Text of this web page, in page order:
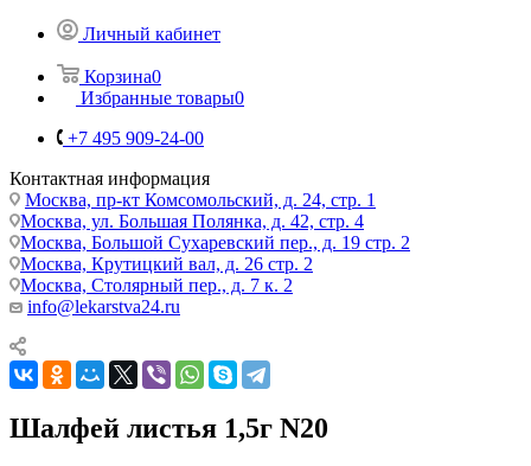
Личный кабинет
Корзина0
Избранные товары0
+7 495 909-24-00
Контактная информация
Москва, пр-кт Комсомольский, д. 24, стр. 1
Москва, ул. Большая Полянка, д. 42, стр. 4
Москва, Большой Сухаревский пер., д. 19 стр. 2
Москва, Крутицкий вал, д. 26 стр. 2
Москва, Столярный пер., д. 7 к. 2
info@lekarstva24.ru
Шалфей листья 1,5г N20